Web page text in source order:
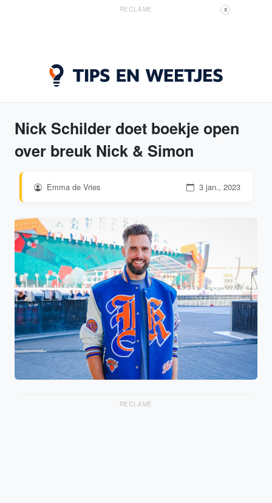
RECLAME X
Nick Schilder doet boekje open
over breuk Nick & Simon
Emma de Vries 3 jan., 2023
RECLAME